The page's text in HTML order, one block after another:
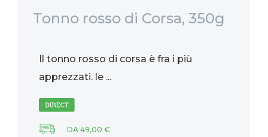
Tonno rosso di Corsa, 350g
Il tonno rosso di corsa è fra i più
apprezzati. le ...
DA 49,00 €